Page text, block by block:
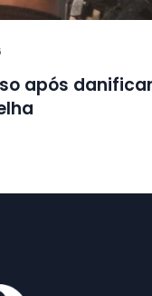
após